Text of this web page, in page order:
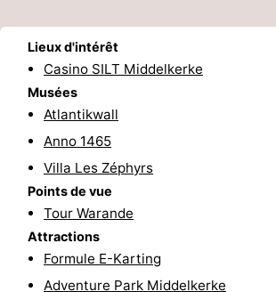
littoral
Flandre-
Occidentale
Bruges
Gand
Ypres
Nature
Lieux d'intérêt
Casino SILT Middelkerke
Musées
Atlantikwall
Anno 1465
Villa Les Zéphyrs
Points de vue
Tour Warande
Attractions
Formule E-Karting
Adventure Park Middelkerke